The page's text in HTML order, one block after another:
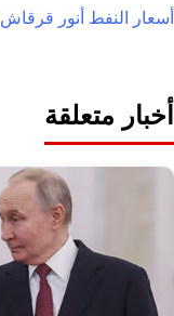
أسعار النفط أنور قرقاش
أخبار متعلقة